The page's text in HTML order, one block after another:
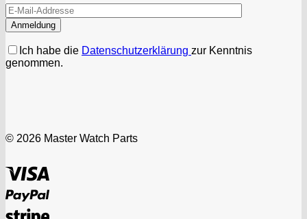
Ich habe die Datenschutzerklärung zur Kenntnis
genommen.
© 2026 Master Watch Parts
PayPal
Stripe